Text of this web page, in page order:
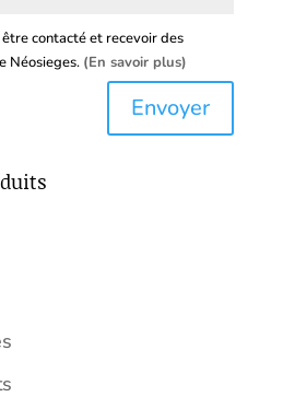
contacté et recevoir des
Néosieges. (En savoir plus)
Envoyer